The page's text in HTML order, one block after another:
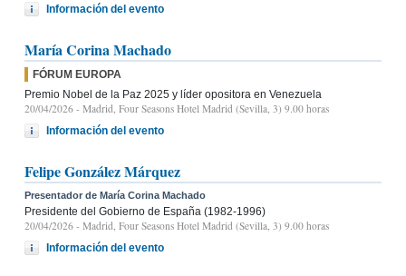
Información del evento
María Corina Machado
FÓRUM EUROPA
Premio Nobel de la Paz 2025 y líder opositora en Venezuela
20/04/2026 - Madrid, Four Seasons Hotel Madrid (Sevilla, 3) 9.00 horas
Información del evento
Felipe González Márquez
Presentador de María Corina Machado
Presidente del Gobierno de España (1982-1996)
20/04/2026 - Madrid, Four Seasons Hotel Madrid (Sevilla, 3) 9.00 horas
Información del evento